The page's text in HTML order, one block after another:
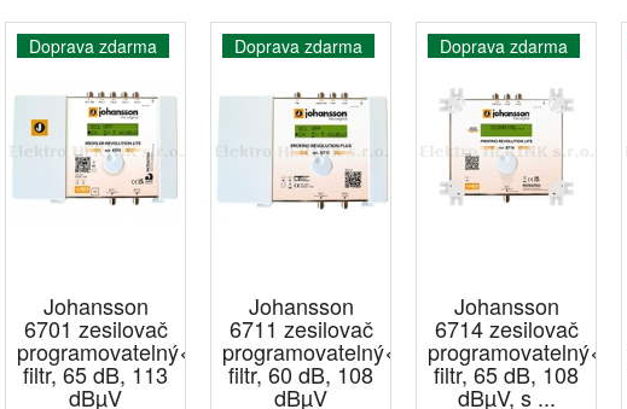
Doprava zdarma
Johansson
6701 zesilovač
programovatelný<br/>32x
filtr, 65 dB, 113
dBµV
Doprava zdarma
Johansson
6711 zesilovač
programovatelný<br/>15x
filtr, 60 dB, 108
dBµV
Doprava zdarma
Johansson
6714 zesilovač
filtr, 65 dB, 108
dBµV, s ...